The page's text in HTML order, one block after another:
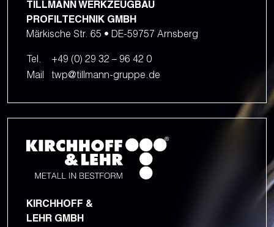
TILLMANN WERKZEUGBAU
PROFILTECHNIK GMBH
Märkische Str. 65 • DE-59757 Arnsberg
Tel.
+49 (0) 29 32 – 96 42 0
Mail
twp@tillmann-gruppe.de
KIRCHHOFF &
LEHR GMBH